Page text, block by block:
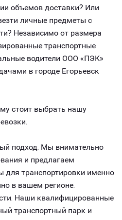
объемов доставки? Или
личные предметы с
Независимо от размера
транспортные
водители ООО «ПЭК»
в городе Егорьевск
стоит выбрать нашу
подход. Мы внимательно
и предлагаем
для транспортировки именно
в вашем регионе.
Наши квалифицированные
транспортный парк и